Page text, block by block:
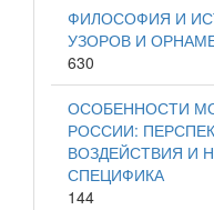
ФИЛОСОФИЯ И
УЗОРОВ И
630
ОСОБЕННОСТИ
РОССИИ:
ВОЗДЕЙСТВИЯ И
СПЕЦИФИКА
144